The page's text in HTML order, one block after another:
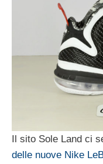
Il sito Sole Land ci
delle nuove Nike